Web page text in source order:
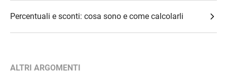
Percentuali e sconti: cosa sono e come calcolarli
ALTRI ARGOMENTI